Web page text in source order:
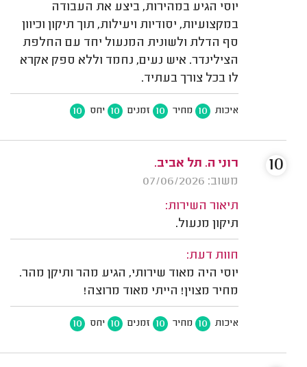
יוסי הגיע במהירות, ביצע את העבודה
במקצועיות, יסודיות ויעילות, תוך תיקון וכיוון
סף הדלת ולשונית המנעול יחד עם החלפת
הצילינדר. איש נעים, נחמד וללא ספק אקרא
לו בכל צורך בעתיד.
איכות 10 מחיר 10 זמנים 10 יחס 10
רוני ה. תל אביב.
משוב: 07/06/2026
תיאור השירות:
תיקון מנעול.
חוות דעת:
יוסי היה מאוד שירותי, הגיע מהר ותיקן מהר.
מחיר מצוין! הייתי מאוד מרוצה!
איכות 10 מחיר 10 זמנים 10 יחס 10
10